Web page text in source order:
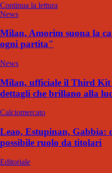
Continua la lettura
News
Milan, Amorim suona la
ogni partita"
News
Milan, ufficiale il Third Kit
dettagli che brillano alla
Calciomercato
Leao, Estupinan, Gabbia:
possibile ruolo da titolari
Editoriale